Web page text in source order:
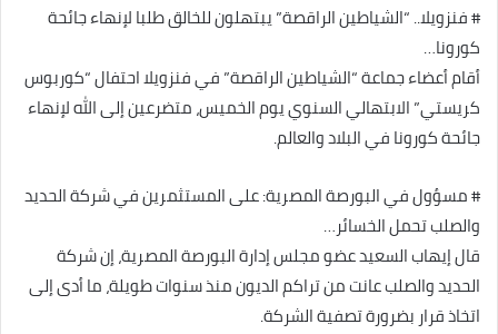
# فنزويلا.. “الشياطين الراقصة” يبتهلون للخالق طلبا لإنهاء جائحة
كورونا…
أقام أعضاء جماعة “الشياطين الراقصة” في فنزويلا احتفال “كوربوس
كريستي” الابتهالي السنوي يوم الخميس، متضرعين إلى الله لإنهاء
جائحة كورونا في البلاد والعالم.
# مسؤول في البورصة المصرية: على المستثمرين في شركة الحديد
والصلب تحمل الخسائر…
قال إيهاب السعيد عضو مجلس إدارة البورصة المصرية، إن شركة
الحديد والصلب عانت من تراكم الديون منذ سنوات طويلة، ما أدى إلى
اتخاذ قرار بضرورة تصفية الشركة.